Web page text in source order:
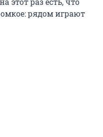
рядом играют